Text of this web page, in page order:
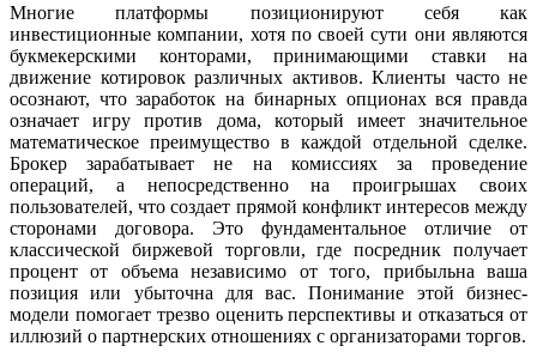
Многие платформы позиционируют себя как
инвестиционные компании, хотя по своей сути они являются
букмекерскими конторами, принимающими ставки на
движение котировок различных активов. Клиенты часто не
осознают, что заработок на бинарных опционах вся правда
означает игру против дома, который имеет значительное
математическое преимущество в каждой отдельной сделке.
Брокер зарабатывает не на комиссиях за проведение
операций, а непосредственно на проигрышах своих
пользователей, что создает прямой конфликт интересов между
сторонами договора. Это фундаментальное отличие от
классической биржевой торговли, где посредник получает
процент от объема независимо от того, прибыльна ваша
позиция или убыточна для вас. Понимание этой бизнес-
модели помогает трезво оценить перспективы и отказаться от
иллюзий о партнерских отношениях с организаторами торгов.